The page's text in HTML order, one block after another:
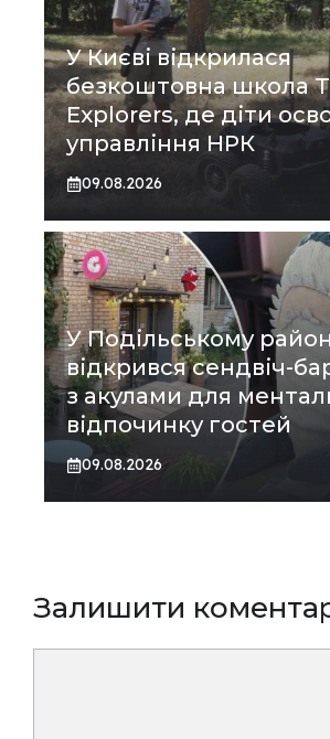
У Києві відкрилася
безкоштовна школа
Explorers, де діти
управління НРК
09.08.2026
У Подільському
відкрився сендвіч-
з акулами для
відпочинку гостей
09.08.2026
Залишити